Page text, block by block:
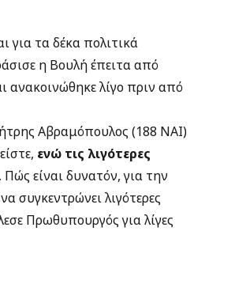
για τα δέκα πολιτικά
η Βουλή έπειτα από
ανακοινώθηκε λίγο πριν από
Αβραμόπουλος (188 ΝΑΙ)
ενώ τις λιγότερες
Πώς είναι δυνατόν, για την
συγκεντρώνει λιγότερες
Πρωθυπουργός για λίγες